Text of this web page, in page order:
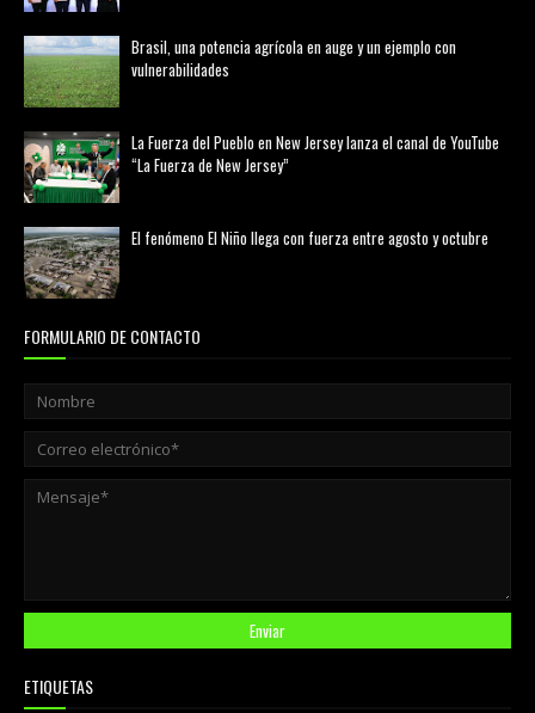
Brasil, una potencia agrícola en auge y un ejemplo con
vulnerabilidades
La Fuerza del Pueblo en New Jersey lanza el canal de YouTube
“La Fuerza de New Jersey”
El fenómeno El Niño llega con fuerza entre agosto y octubre
FORMULARIO DE CONTACTO
ETIQUETAS